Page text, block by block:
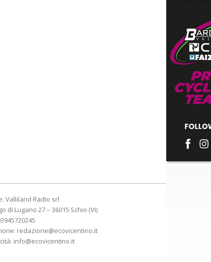
Valliland Radio srl
di Lugano 27 – 36015 Schio (VI)
redazione@ecovicentino.it
info@ecovicentino.it